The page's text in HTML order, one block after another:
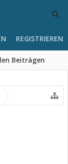
Beiträgen
REGISTRIEREN